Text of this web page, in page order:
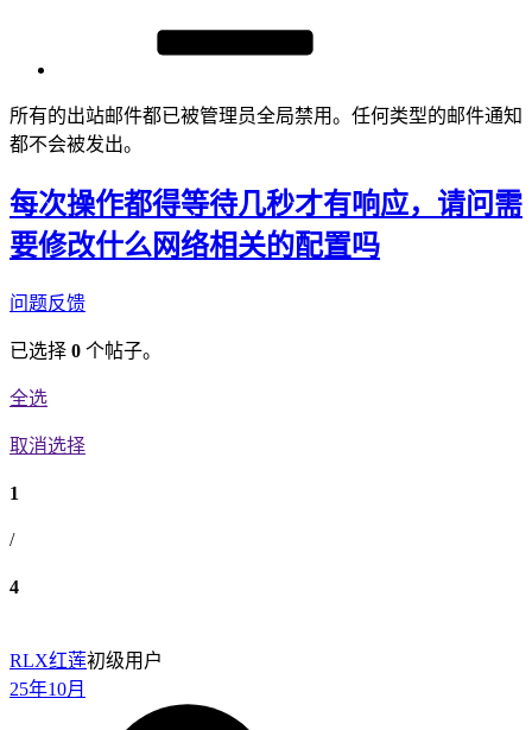
所有的出站邮件都已被管理员全局禁用。任何类型的邮件通知
都不会被发出。
每次操作都得等待几秒才有响应，请问需
要修改什么网络相关的配置吗
问题反馈
已选择 0 个帖子。
全选
取消选择
1
/
4
RLX红莲初级用户
25年10月